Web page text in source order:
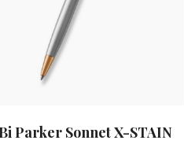
Parker Sonnet X-STAIN